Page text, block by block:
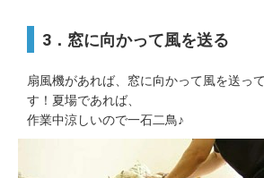
3．窓に向かって風を送る
扇風機があれば、窓に向かって風を送っ
す！夏場であれば、
作業中涼しいので一石二鳥♪